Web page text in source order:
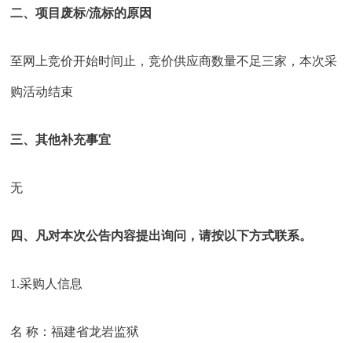
二、项目废标/流标的原因
至网上竞价开始时间止，竞价供应商数量不足三家，本次采
购活动结束
三、其他补充事宜
无
四、凡对本次公告内容提出询问，请按以下方式联系。
1.采购人信息
名 称：福建省龙岩监狱